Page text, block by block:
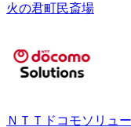
火の君町民斎場
ＮＴＴドコモソリュ